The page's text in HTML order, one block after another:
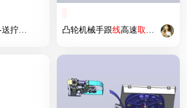
拧钉机构 凸轮机械手跟线高速取 设计